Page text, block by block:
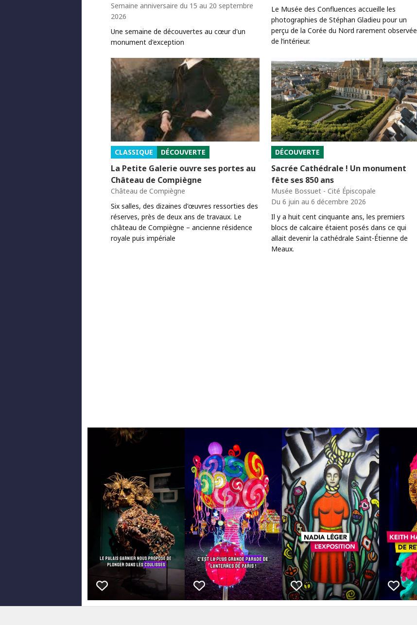
Semaine anniversaire du 15 au 20 septembre
2026
Une semaine de découvertes au cœur d'un
monument d'exception
Le Musée des Confluences accueille les
photographies de Stéphan Gladieu pour un
perçu de la Corée du Nord rarement observée
de l’intérieur.
CLASSIQUE DÉCOUVERTE
La Petite Galerie ouvre ses portes au
Château de Compiègne
Château de Compiègne
Six salles, des dizaines d'œuvres ressorties des
réserves, près de deux ans de travaux. Le
château de Compiègne – ancienne résidence
royale puis impériale
DÉCOUVERTE
Sacrée Cathédrale ! Un monument
fête ses 850 ans
Musée Bossuet - Cité Épiscopale
Du 6 juin au 6 décembre 2026
Il y a huit cent cinquante ans, les premiers
blocs de calcaire étaient posés dans ce qui
allait devenir la cathédrale Saint-Étienne de
Meaux.